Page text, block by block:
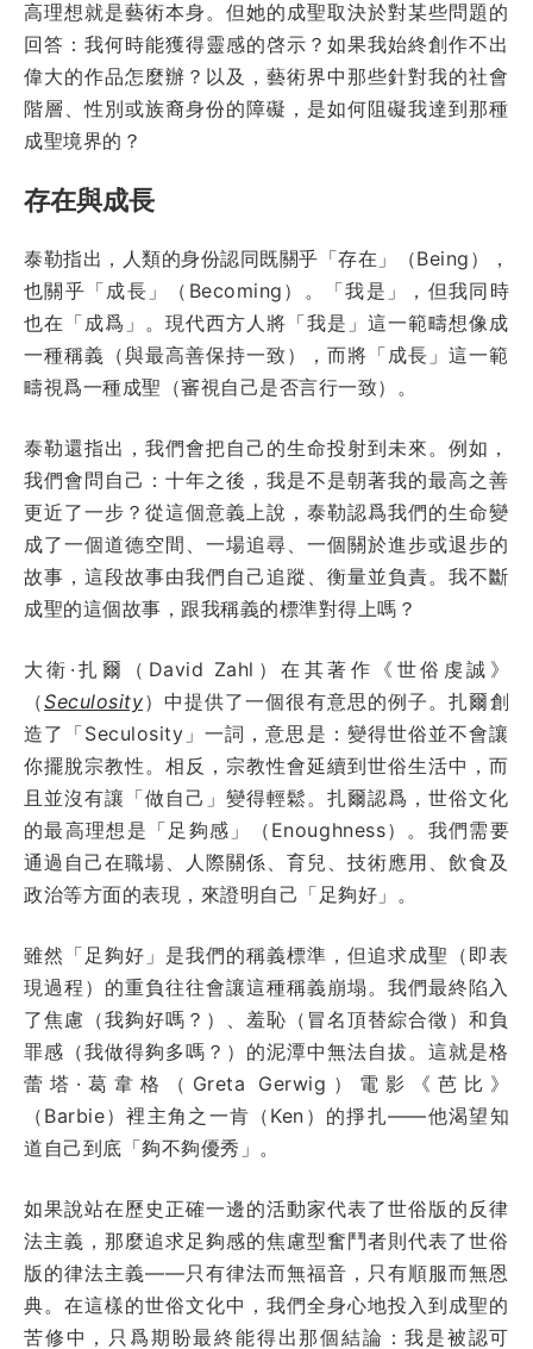
高理想就是藝術本身。但她的成聖取決於對某些問題的
回答：我何時能獲得靈感的啓示？如果我始終創作不出
偉大的作品怎麼辦？以及，藝術界中那些針對我的社會
階層、性別或族裔身份的障礙，是如何阻礙我達到那種
成聖境界的？
存在與成長
泰勒指出，人類的身份認同既關乎「存在」（Being），
也關乎「成長」（Becoming）。「我是」，但我同時
也在「成爲」。現代西方人將「我是」這一範疇想像成
一種稱義（與最高善保持一致），而將「成長」這一範
疇視爲一種成聖（審視自己是否言行一致）。
泰勒還指出，我們會把自己的生命投射到未來。例如，
我們會問自己：十年之後，我是不是朝著我的最高之善
更近了一步？從這個意義上說，泰勒認爲我們的生命變
成了一個道德空間、一場追尋、一個關於進步或退步的
故事，這段故事由我們自己追蹤、衡量並負責。我不斷
成聖的這個故事，跟我稱義的標準對得上嗎？
大衛·扎爾（David Zahl）在其著作《世俗虔誠》
（Seculosity）中提供了一個很有意思的例子。扎爾創
造了「Seculosity」一詞，意思是：變得世俗並不會讓
你擺脫宗教性。相反，宗教性會延續到世俗生活中，而
且並沒有讓「做自己」變得輕鬆。扎爾認爲，世俗文化
的最高理想是「足夠感」（Enoughness）。我們需要
通過自己在職場、人際關係、育兒、技術應用、飲食及
政治等方面的表現，來證明自己「足夠好」。
雖然「足夠好」是我們的稱義標準，但追求成聖（即表
現過程）的重負往往會讓這種稱義崩塌。我們最終陷入
了焦慮（我夠好嗎？）、羞恥（冒名頂替綜合徵）和負
罪感（我做得夠多嗎？）的泥潭中無法自拔。這就是格
蕾塔·葛韋格（Greta Gerwig）電影《芭比》
（Barbie）裡主角之一肯（Ken）的掙扎——他渴望知
道自己到底「夠不夠優秀」。
如果說站在歷史正確一邊的活動家代表了世俗版的反律
法主義，那麼追求足夠感的焦慮型奮鬥者則代表了世俗
版的律法主義——只有律法而無福音，只有順服而無恩
典。在這樣的世俗文化中，我們全身心地投入到成聖的
苦修中，只爲期盼最終能得出那個結論：我是被認可